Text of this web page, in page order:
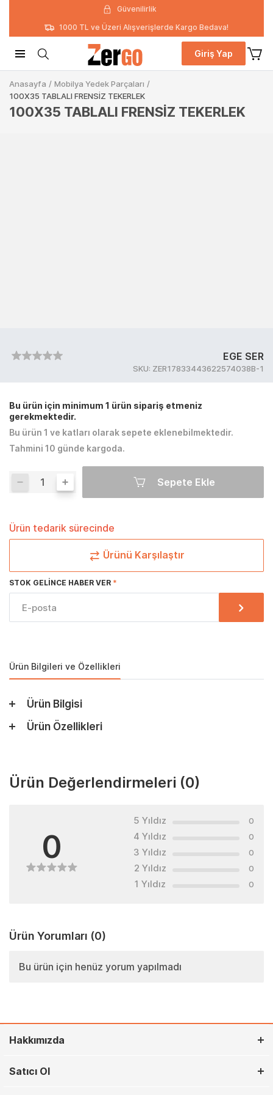
Güvenilirlik
1000 TL ve Üzeri Alışverişlerde Kargo Bedava!
Giriş Yap
Anasayfa / Mobilya Yedek Parçaları /
100X35 TABLALI FRENSİZ TEKERLEK
100X35 TABLALI FRENSİZ TEKERLEK
EGE SER
SKU: ZER17833443622574038B-1
Bu ürün için minimum 1 ürün sipariş etmeniz
gerekmektedir.
Bu ürün 1 ve katları olarak sepete eklenebilmektedir.
Tahmini 10 günde kargoda.
Sepete Ekle
Ürün tedarik sürecinde
Ürünü Karşılaştır
STOK GELINCE HABER VER
Ürün Bilgileri ve Özellikleri
Ürün Bilgisi
Ürün Özellikleri
Ürün Değerlendirmeleri (0)
0
5 Yıldız 0
4 Yıldız 0
3 Yıldız 0
2 Yıldız 0
1 Yıldız 0
Ürün Yorumları (0)
Bu ürün için henüz yorum yapılmadı
Hakkımızda
Satıcı Ol